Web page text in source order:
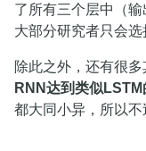
了所有三个层中（
大部分研究者只会
除此之外，还有很
RNN达到类似
都大同小异，所以不